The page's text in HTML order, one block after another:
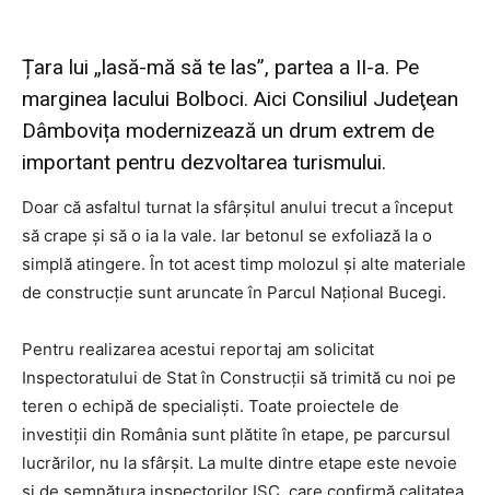
Țara lui „lasă-mă să te las”, partea a II-a. Pe
marginea lacului Bolboci. Aici Consiliul Judeţean
Dâmbovița modernizează un drum extrem de
important pentru dezvoltarea turismului.
Doar că asfaltul turnat la sfârşitul anului trecut a început
să crape şi să o ia la vale. Iar betonul se exfoliază la o
simplă atingere. În tot acest timp molozul şi alte materiale
de construcţie sunt aruncate în Parcul Naţional Bucegi.
Pentru realizarea acestui reportaj am solicitat
Inspectoratului de Stat în Construcţii să trimită cu noi pe
teren o echipă de specialişti. Toate proiectele de
investiţii din România sunt plătite în etape, pe parcursul
lucrărilor, nu la sfârşit. La multe dintre etape este nevoie
şi de semnătura inspectorilor ISC, care confirmă calitatea